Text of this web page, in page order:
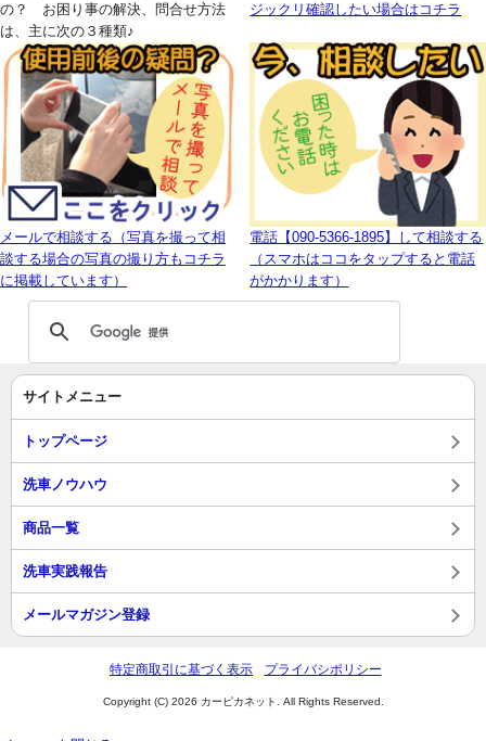
の？ お困り事の解決、問合せ方法
は、主に次の３種類♪
ジックリ確認したい場合はコチラ
メールで相談する（写真を撮って相
談する場合の写真の撮り方もコチラ
に掲載しています）
電話【090-5366-1895】して相談する
（スマホはココをタップすると電話
がかかります）
サイトメニュー
トップページ
洗車ノウハウ
商品一覧
洗車実践報告
メールマガジン登録
特定商取引に基づく表示 プライバシポリシー
Copyright (C) 2026 カーピカネット. All Rights Reserved.